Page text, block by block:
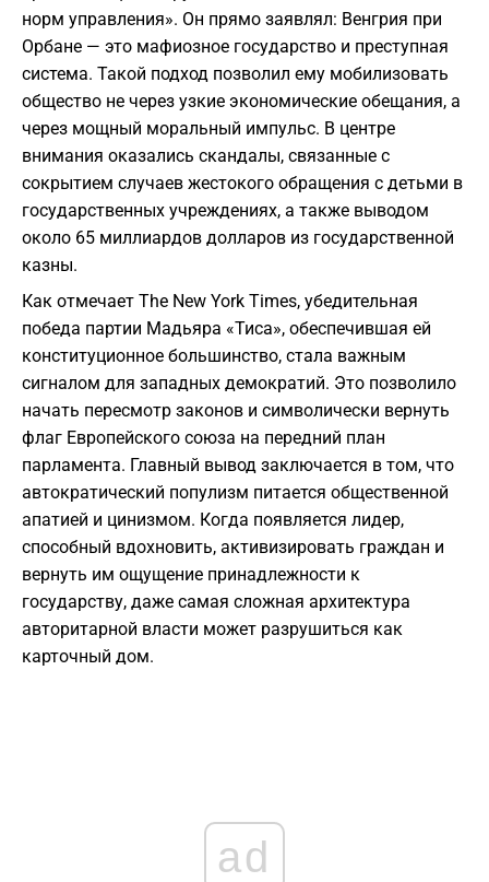
норм управления». Он прямо заявлял: Венгрия при
Орбане — это мафиозное государство и преступная
система. Такой подход позволил ему мобилизовать
общество не через узкие экономические обещания, а
через мощный моральный импульс. В центре
внимания оказались скандалы, связанные с
сокрытием случаев жестокого обращения с детьми в
государственных учреждениях, а также выводом
около 65 миллиардов долларов из государственной
казны.
Как отмечает The New York Times, убедительная
победа партии Мадьяра «Тиса», обеспечившая ей
конституционное большинство, стала важным
сигналом для западных демократий. Это позволило
начать пересмотр законов и символически вернуть
флаг Европейского союза на передний план
парламента. Главный вывод заключается в том, что
автократический популизм питается общественной
апатией и цинизмом. Когда появляется лидер,
способный вдохновить, активизировать граждан и
вернуть им ощущение принадлежности к
государству, даже самая сложная архитектура
авторитарной власти может разрушиться как
карточный дом.
ad